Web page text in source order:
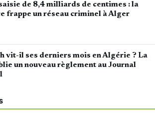
de 8,4 milliards de centimes : la
frappe un réseau criminel à Alger
vit-il ses derniers mois en Algérie ? La
un nouveau règlement au Journal